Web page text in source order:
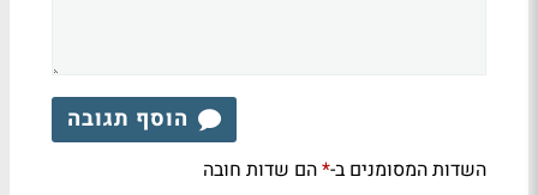
הוסף תגובה
השדות המסומנים ב-*הם שדות חובה